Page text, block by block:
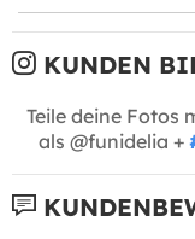
KUNDEN
Teile deine Fotos
als @funidelia +